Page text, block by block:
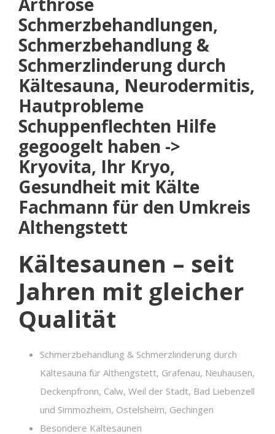
Schmerzbehandlungen,
Schmerzbehandlung &
Schmerzlinderung durch
Kältesauna, Neurodermitis,
Hautprobleme
Schuppenflechten Hilfe
gegoogelt haben ->
Kryovita, Ihr Kryo,
Gesundheit mit Kälte
Fachmann für den Umkreis
Althengstett
Kältesaunen – seit
Jahren mit gleicher
Qualität
Schmerzbehandlung & Schmerzlinderung durch
Kältesauna für Althengstett, Grafenau, Neuhausen,
Deckenpfronn, Calw, Weil der Stadt, Bad Liebenzell
und Simmozheim, Ostelsheim, Gechingen
Besondere Kältesaunen